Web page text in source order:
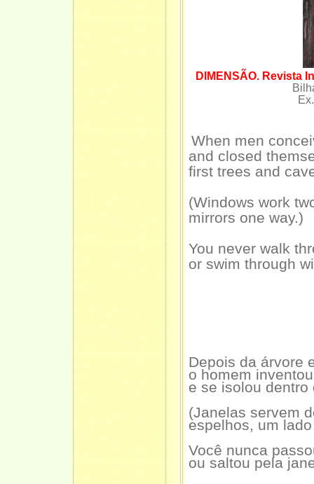
DIMENSÃO. Revista
When men
and closed
first trees and
(Windows work
mirrors one way.)
You never walk
or swim through
Depois da árvore
o homem
e se isolou dentro
(Janelas servem
espelhos, um
Você nunca
ou saltou pela